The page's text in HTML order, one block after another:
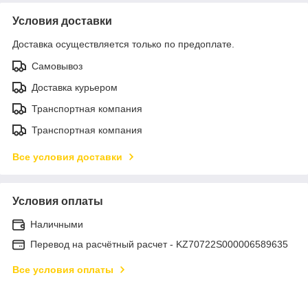
Условия доставки
Доставка осуществляется только по предоплате.
Самовывоз
Доставка курьером
Транспортная компания
Транспортная компания
Все условия доставки
Условия оплаты
Наличными
Перевод на расчётный расчет - KZ70722S000006589635
Все условия оплаты